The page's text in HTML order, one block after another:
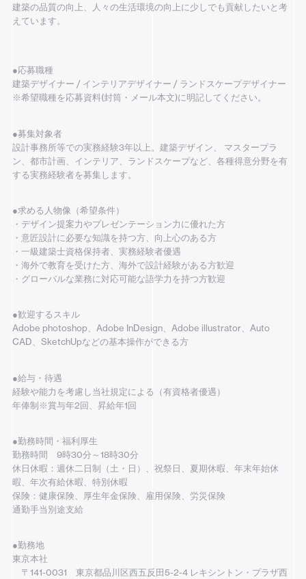
建築の品質の向上、人々の生活環境の向上に少しでも貢献したいと考
えています。
●応募職種
建築デザイナー / インテリアデザイナー / ランドスケープデザイナー
※希望職種を応募資料(封筒・メール本文)に明記してください。
●募集対象者
設計事務所等での実務経験3年以上。建築デザイン、 マスタープラ
ン、都市計画、インテリア、ランドスケープなど、各種得意分野を有
する実務経験者を募集します。
●求める人物像（希望条件）
・デザイン提案力やプレゼンテーション力に優れた方
・意匠設計に必要な知識を持つ方、向上心のある方
・一級建築士資格保持者、実務経験者優遇
・海外で教育を受けた方、海外で設計経験がある方歓迎
・グローバルな業務に対応可能な語学力を持つ方歓迎
●歓迎するスキル
Adobe photoshop、Adobe InDesign、Adobe illustrator、Auto
CAD、SketchUpなどの基本操作ができる方
●給与・待遇
経験や能力を考慮し当社規定による（有資格者優遇）
年俸制※賞与年2回、昇給年1回
●勤務時間・福利厚生
勤務時間 9時30分～18時30分
休日休暇：週休二日制（土・日）、祝祭日、夏期休暇、年末年始休
暇、年次有給休暇、特別休暇
保険：健康保険、厚生年金保険、雇用保険、労災保険
通勤手当別途支給
●勤務地
東京本社
〒141-0031 東京都品川区西五反田5-2-4 レキシントン・プラザ西